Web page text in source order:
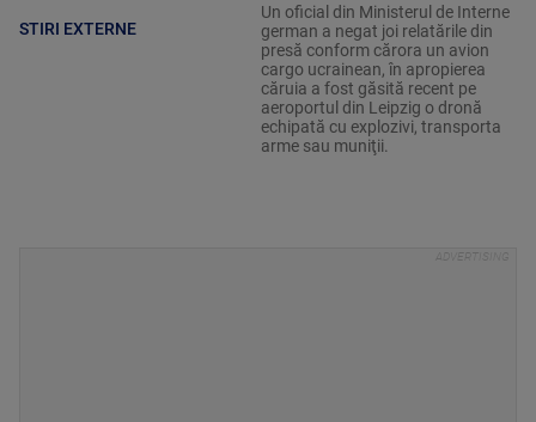
STIRI EXTERNE
Un oficial din Ministerul de Interne
german a negat joi relatările din
presă conform cărora un avion
cargo ucrainean, în apropierea
căruia a fost găsită recent pe
aeroportul din Leipzig o dronă
echipată cu explozivi, transporta
arme sau muniţii.